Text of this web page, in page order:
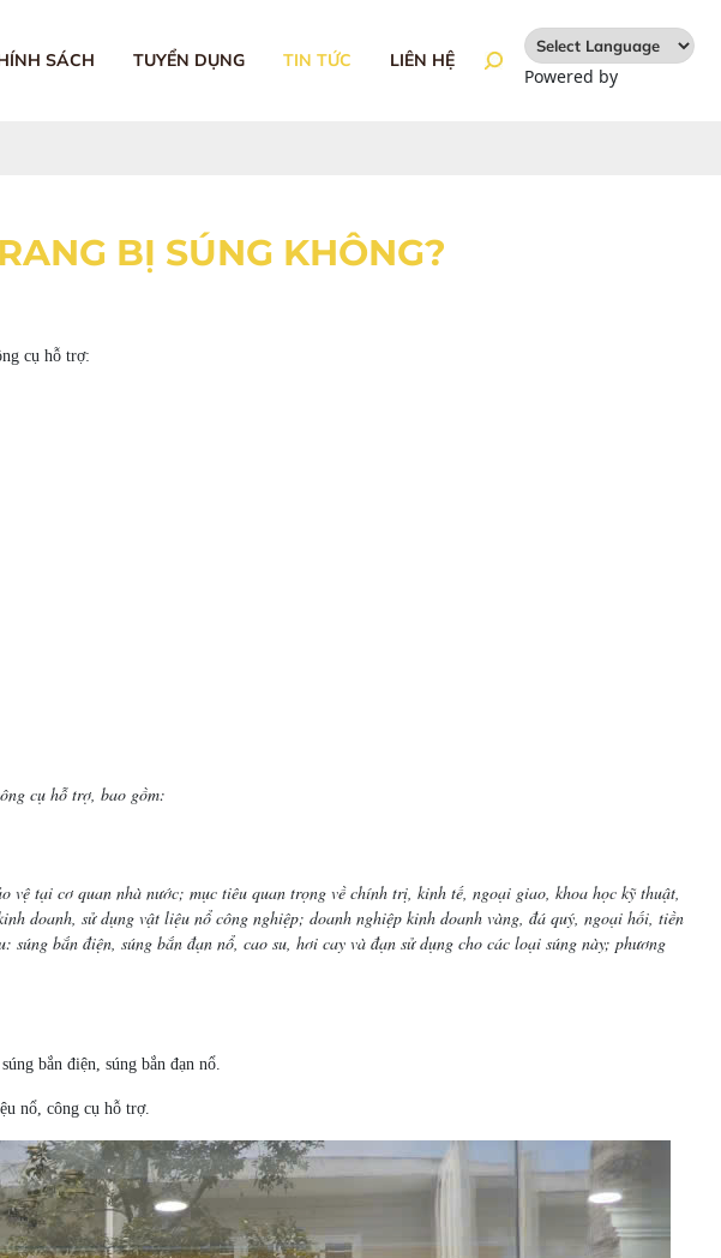
SÁCH TUYỂN DỤNG TIN TỨC LIÊN HỆ
Powered by
BỊ SÚNG KHÔNG?
cụ hỗ trợ:
cụ hỗ trợ, bao gồm:
tại cơ quan nhà nước; mục tiêu quan trọng về chính trị, kinh tế, ngoại giao, khoa học kỹ thuật,
doanh, sử dụng vật liệu nổ công nghiệp; doanh nghiệp kinh doanh vàng, đá quý, ngoại hối, tiền
bắn điện, súng bắn đạn nổ, cao su, hơi cay và đạn sử dụng cho các loại súng này; phương
bắn điện, súng bắn đạn nổ.
nổ, công cụ hỗ trợ.